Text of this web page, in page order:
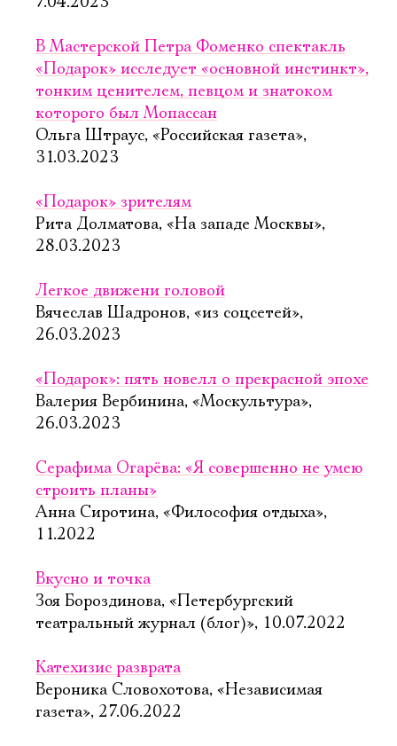
В Мастерской Петра Фоменко спектакль
«Подарок» исследует «основной инстинкт»,
тонким ценителем, певцом и знатоком
которого был Мопассан
Ольга Штраус, «Российская газета»,
31.03.2023
«Подарок» зрителям
Рита Долматова, «На западе Москвы»,
28.03.2023
Легкое движени головой
Вячеслав Шадронов, «из соцсетей»,
26.03.2023
«Подарок»: пять новелл о прекрасной эпохе
Валерия Вербинина, «Москультура»,
26.03.2023
Серафима Огарёва: «Я совершенно не умею
строить планы»
Анна Сиротина, «Философия отдыха»,
11.2022
Вкусно и точка
Зоя Бороздинова, «Петербургский
театральный журнал (блог)», 10.07.2022
Катехизис разврата
Вероника Словохотова, «Независимая
газета», 27.06.2022
Имя
Ознакомиться